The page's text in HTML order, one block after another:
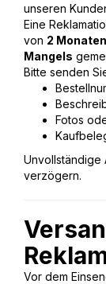
unseren
Eine
von 2
Mangels
Bitte senden
Fotos
Unvollständige
verzögern.
Vor dem